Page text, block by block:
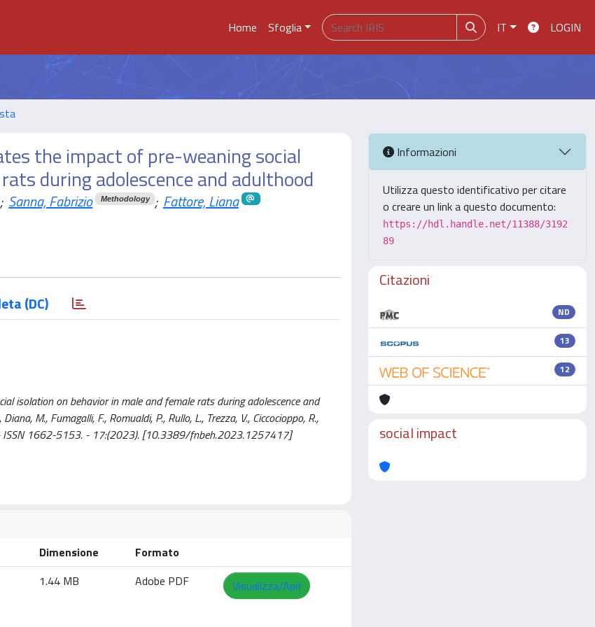
Home Sfoglia IT LOGIN
the impact of pre-weaning social
during adolescence and adulthood
; Sanna, Fabrizio Methodology ; Fattore, Liana
(DC)
isolation on behavior in male and female rats during adolescence and
M., Fumagalli, F., Romualdi, P., Rullo, L., Trezza, V., Ciccocioppo, R.,
- ISSN 1662-5153. - 17:(2023). [10.3389/fnbeh.2023.1257417]
Dimensione
Formato
1.44 MB Adobe PDF Visualizza/Apri
Informazioni
Utilizza questo identificativo per citare
o creare un link a questo documento:
https://hdl.handle.net/11388/3192
89
Citazioni
ND
13
12
social impact